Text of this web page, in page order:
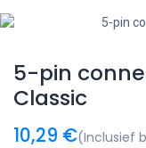
5-pin
Classic
10,29 €(Inclusief